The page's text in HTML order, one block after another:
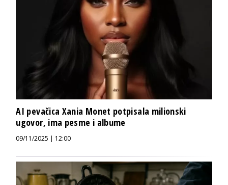
AI pevačica Xania Monet potpisala milionski
ugovor, ima pesme i albume
09/11/2025 | 12:00